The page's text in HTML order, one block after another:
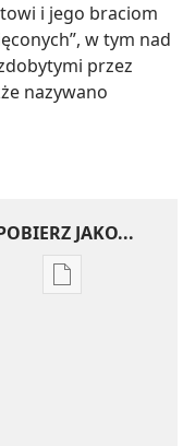
i jego braciom
w tym nad
przez
nazywano
JAKO...
Ustawienia